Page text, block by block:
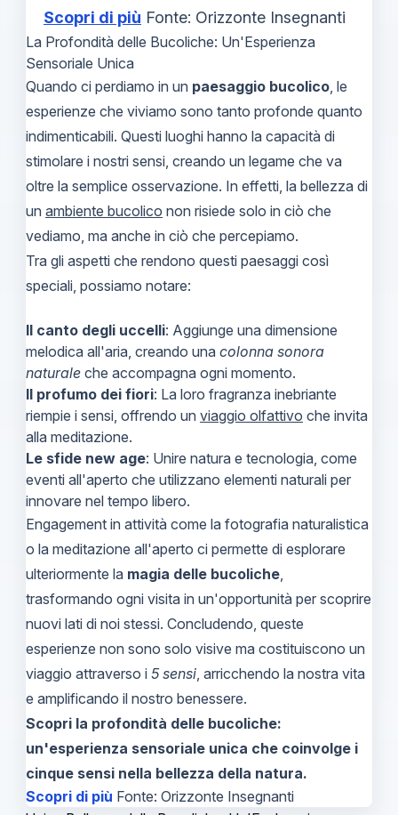
Scopri di più Fonte: Orizzonte Insegnanti
La Profondità delle Bucoliche: Un'Esperienza
Sensoriale Unica
Quando ci perdiamo in un paesaggio bucolico , le
esperienze che viviamo sono tanto profonde quanto
indimenticabili. Questi luoghi hanno la capacità di
stimolare i nostri sensi, creando un legame che va
oltre la semplice osservazione. In effetti, la bellezza di
un ambiente bucolico non risiede solo in ciò che
vediamo, ma anche in ciò che percepiamo.
Tra gli aspetti che rendono questi paesaggi così
speciali, possiamo notare:
Il canto degli uccelli: Aggiunge una dimensione
melodica all'aria, creando una colonna sonora
naturale che accompagna ogni momento.
Il profumo dei fiori: La loro fragranza inebriante
riempie i sensi, offrendo un viaggio olfattivo che invita
alla meditazione.
Le sfide new age: Unire natura e tecnologia, come
eventi all'aperto che utilizzano elementi naturali per
innovare nel tempo libero.
Engagement in attività come la fotografia naturalistica
o la meditazione all'aperto ci permette di esplorare
ulteriormente la magia delle bucoliche
trasformando ogni visita in un'opportunità per scoprire
nuovi lati di noi stessi. Concludendo, queste
esperienze non sono solo visive ma costituiscono un
viaggio attraverso i 5 sensi , arricchendo la nostra vita
e amplificando il nostro benessere.
Scopri la profondità delle bucoliche:
un'esperienza sensoriale unica che coinvolge i
cinque sensi nella bellezza della natura.
Scopri di più Fonte: Orizzonte Insegnanti